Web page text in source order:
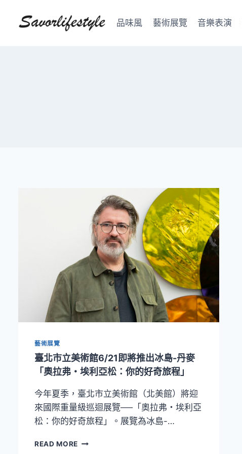
品味風 藝術展覽 音樂表演
藝術展覽
臺北市立美術館6/21即將推出冰島-丹麥
「奧拉弗・埃利亞松：你的好奇旅程」
今年夏季，臺北市立美術館（北美館）將迎
來國際重量級巡迴展覽──「奧拉弗・埃利亞
松：你的好奇旅程」。展覽為冰島-…
READ MORE